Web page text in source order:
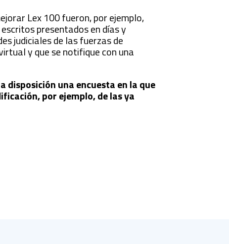
Lex 100 fueron, por ejemplo,
presentados en días y
judiciales de las fuerzas de
y que se notifique con una
disposición una encuesta en la que
por ejemplo, de las ya